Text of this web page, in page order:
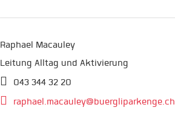
Raphael Macauley
Leitung Alltag und Aktivierung
043 344 32 20
raphael.macauley@buergliparkenge.ch